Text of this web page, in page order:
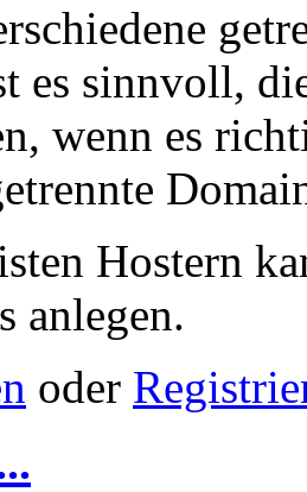
es sinnvoll,
wenn es
Hostern
anlegen.
oder